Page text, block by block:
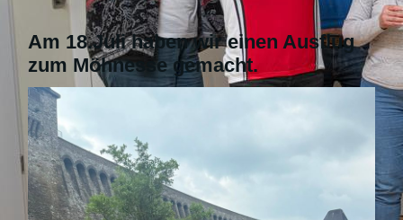
Am 18.Juli haben wir einen Ausflug
zum Möhnesse gemacht.